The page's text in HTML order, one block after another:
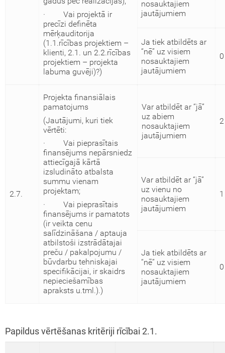
· Vai projektā ir
precīzi definēta
mērķauditorija
(1.1.rīcības projektiem –
klienti, 2.1. un 2.2.rīcības
projektiem – projekta
labuma guvēji)?)
nosauktajiem
jautājumiem
Ja tiek atbildēts ar
“nē” uz visiem
nosauktajiem
jautājumiem
0
2.7.
Projekta finansiālais
pamatojums
(Jautājumi, kuri tiek
vērtēti:
· Vai pieprasītais
finansējums nepārsniedz
attiecīgajā kārtā
izsludināto atbalsta
summu vienam
projektam;
· Vai pieprasītais
finansējums ir pamatots
(ir veikta cenu
salīdzināšana / aptauja
atbilstoši izstrādātajai
preču / pakalpojumu /
būvdarbu tehniskajai
specifikācijai, ir skaidrs
nepieciešamības
apraksts u.tml.).)
Var atbildēt ar “jā”
uz abiem
nosauktajiem
jautājumiem
2
Var atbildēt ar “jā”
uz vienu no
nosauktajiem
jautājumiem
1
Ja tiek atbildēts ar
“nē” uz visiem
nosauktajiem
jautājumiem
0
Papildus vērtēšanas kritēriji rīcībai 2.1.